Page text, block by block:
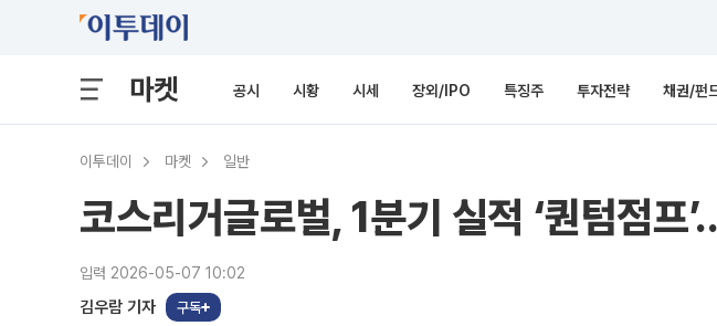
마켓 공시 시황 시세 장외/IPO 특징주 투자전략 채권/펀
이투데이 마켓 일반
코스리거글로벌, 1분기 실적 ‘퀀텀점
입력 2026-05-07 10:02
김우람 기자 구독